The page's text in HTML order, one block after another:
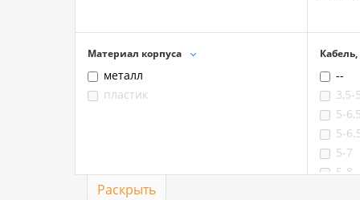
Материал корпуса
металл
пластик
--
3,5-5
5-6,5
5-
5-7
5-8
Раскрыть